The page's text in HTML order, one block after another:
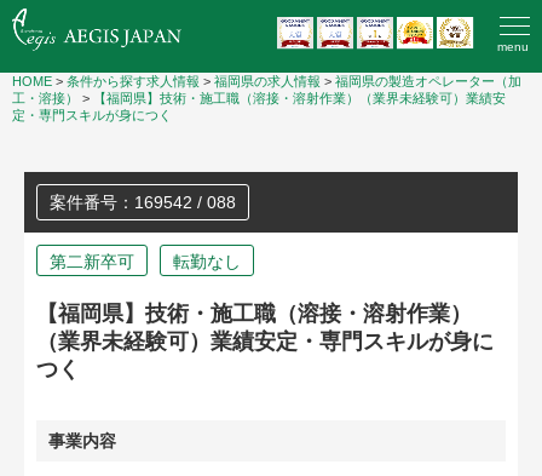
menu
HOME > 条件から探す求人情報 > 福岡県の求人情報 > 福岡県の製造オペレーター（加
工・溶接）
>
【福岡県】技術・施工職（溶接・溶射作業）（業界未経験可）業績安
定・専門スキルが身につく
案件番号：169542 / 088
第二新卒可 転勤なし
【福岡県】技術・施工職（溶接・溶射作業）
（業界未経験可）業績安定・専門スキルが身に
つく
事業内容